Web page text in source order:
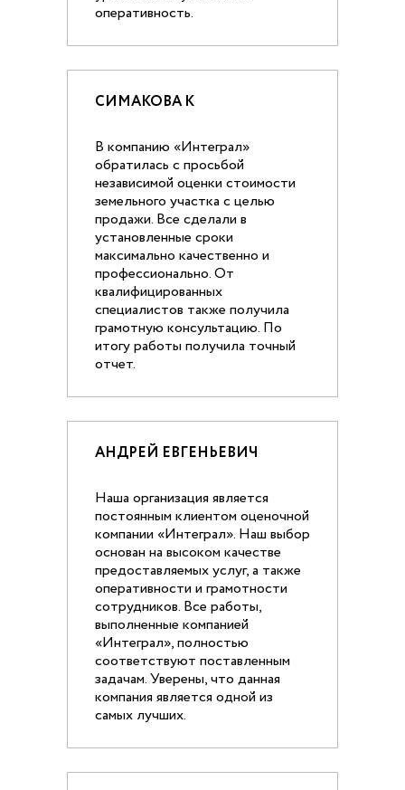
оперативность.
СИМАКОВА К
В компанию «Интеграл»
обратилась с просьбой
независимой оценки стоимости
земельного участка с целью
продажи. Все сделали в
установленные сроки
максимально качественно и
профессионально. От
квалифицированных
специалистов также получила
грамотную консультацию. По
итогу работы получила точный
отчет.
АНДРЕЙ ЕВГЕНЬЕВИЧ
Наша организация является
постоянным клиентом оценочной
компании «Интеграл». Наш выбор
основан на высоком качестве
предоставляемых услуг, а также
оперативности и грамотности
сотрудников. Все работы,
выполненные компанией
«Интеграл», полностью
соответствуют поставленным
задачам. Уверены, что данная
компания является одной из
самых лучших.